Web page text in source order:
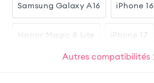
Samsung Galaxy A16 iPhone
Honor Magic 8 Lite iPhone 17
Autres compatibilités